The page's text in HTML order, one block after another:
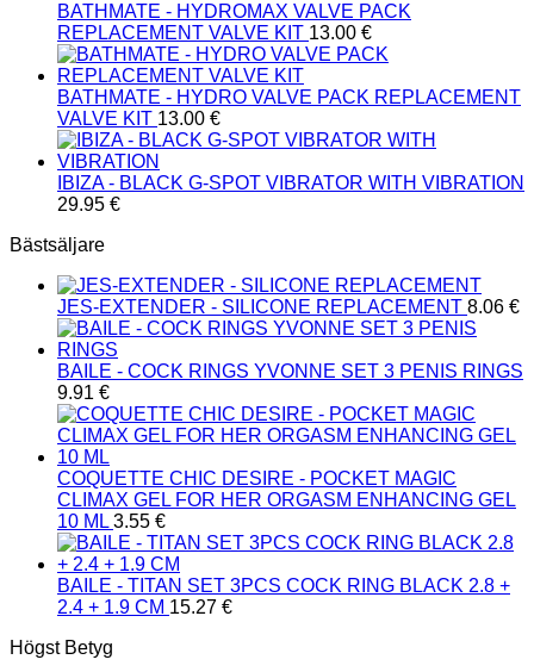
BATHMATE - HYDROMAX VALVE PACK
REPLACEMENT VALVE KIT 13.00 €
BATHMATE - HYDRO VALVE PACK REPLACEMENT
VALVE KIT 13.00 €
IBIZA - BLACK G-SPOT VIBRATOR WITH VIBRATION
29.95 €
Bästsäljare
JES-EXTENDER - SILICONE REPLACEMENT 8.06 €
BAILE - COCK RINGS YVONNE SET 3 PENIS RINGS
9.91 €
COQUETTE CHIC DESIRE - POCKET MAGIC
CLIMAX GEL FOR HER ORGASM ENHANCING GEL
10 ML 3.55 €
BAILE - TITAN SET 3PCS COCK RING BLACK 2.8 +
2.4 + 1.9 CM 15.27 €
Högst Betyg